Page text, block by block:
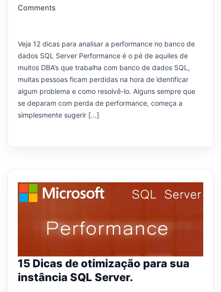
Comments
Veja 12 dicas para analisar a performance no banco de
dados SQL Server Performance é o pé de aquiles de
muitos DBA’s que trabalha com banco de dados SQL,
muitas pessoas ficam perdidas na hora de identificar
algum problema e como resolvê-lo. Alguns sempre que
se deparam com perda de performance, começa a
simplesmente sugerir […]
15 Dicas de otimização para sua
instância SQL Server.